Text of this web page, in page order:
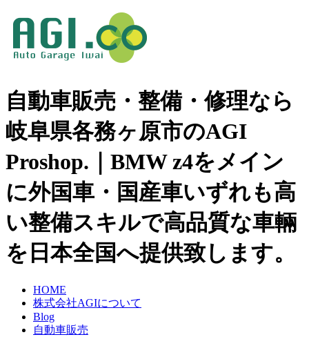
自動車販売・整備・修理なら
岐阜県各務ヶ原市のAGI
Proshop.｜BMW z4をメイン
に外国車・国産車いずれも高
い整備スキルで高品質な車輛
を日本全国へ提供致します。
HOME
株式会社AGIについて
Blog
自動車販売